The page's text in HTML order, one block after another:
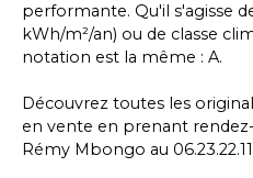
performante. Qu'il s'agisse
kWh/m²/an) ou de classe
notation est la même : A.
Découvrez toutes les
en vente en prenant
Rémy Mbongo au